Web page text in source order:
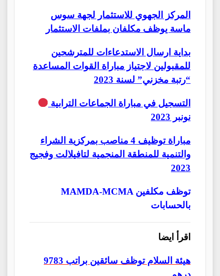
المركز الجهوي للاستثمار لجهة سوس
ماسة يوظف مكلفان بملفات الاستثمار
بداية ارسال الاستدعاءات للمترشحين
للمقبولين لاجتياز مباراة القوات المساعدة
“رتبة مخزني” لسنة 2023
نونبر 2023
مباراة توظيف 4 مناصب بمركزية الشراء
والتنمية للمنطقة المنجمية لتافيلالت وفجيج
2023
MAMDA-MCMA توظف مكلفين
بالحسابات
اقرأ ايضا
هيئة السلام توظف سائقين براتب 9783